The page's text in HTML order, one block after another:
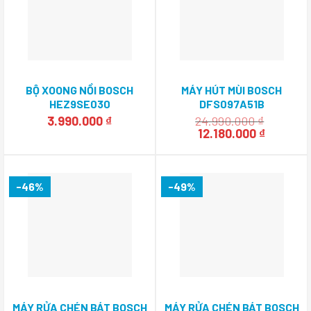
BỘ XOONG NỒI BOSCH
HEZ9SE030
3.990.000 ₫
MÁY HÚT MÙI BOSCH
DFS097A51B
24.990.000₫
Giá
12.180.000 ₫Giá
-46%
MÁY RỬA CHÉN BÁT BOSCH
-49%
MÁY RỬA CHÉN BÁT BOSCH